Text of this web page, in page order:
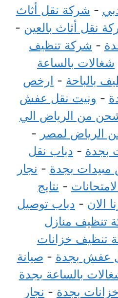
- شركة نقل أثاث
نقل أثاث بالعين -
- شركة تنظيف
شغالات بالساعة
بالباحة - ارخص
- ونيت نقل عفش
من الرياض الي
الرياض لمصر -
بجدة - دباب نقل
بجدة - نجار
- نتايج
الان - دباب توصيل
تنظيف منازل
تنظيف خزانات
عفش بجدة - صيانة
بالساعة بجدة
بجدة - نجار